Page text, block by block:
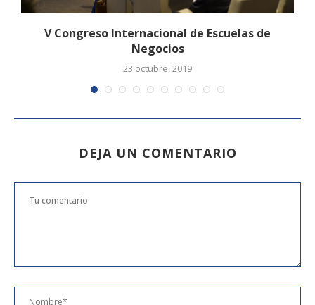
V Congreso Internacional de Escuelas de
Negocios
23 octubre, 2019
DEJA UN COMENTARIO